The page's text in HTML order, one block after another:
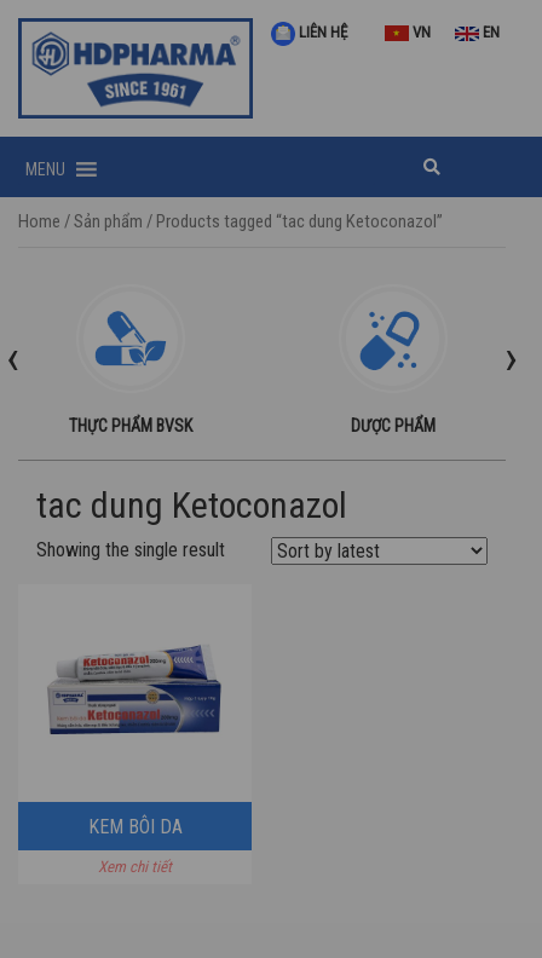
LIÊN HỆ VN EN
MENU
Home /Sản phẩm / Products tagged “tac dung Ketoconazol”
THỰC PHẨM BVSK DƯỢC PHẨM
‹ ›
tac dung Ketoconazol
Showing the single result
KEM BÔI DA
KETOCONAZOL
Xem chi tiết